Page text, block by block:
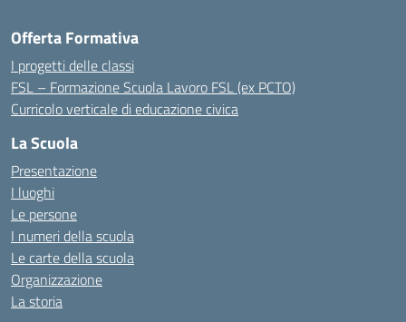
Offerta Formativa
I progetti delle classi
FSL – Formazione Scuola Lavoro FSL (ex PCTO)
Curricolo verticale di educazione civica
La Scuola
Presentazione
I luoghi
Le persone
I numeri della scuola
Le carte della scuola
Organizzazione
La storia